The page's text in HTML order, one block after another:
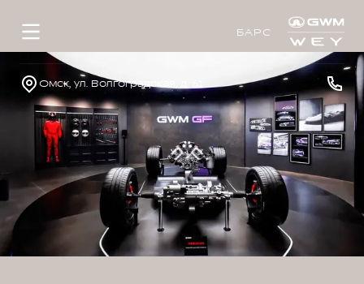
БАРС
Омск, ул. Волгоградская, д. 61